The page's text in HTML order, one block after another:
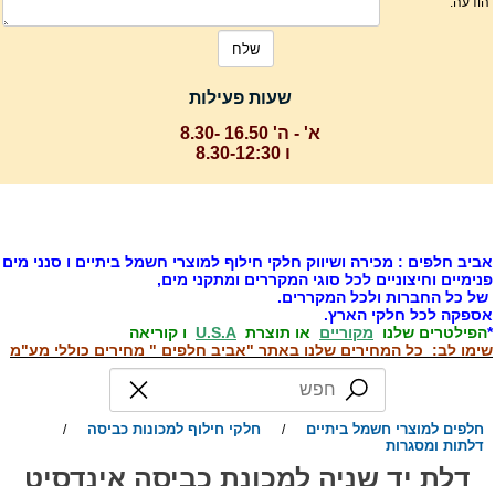
שעות פעילות
א' - ה' 16.50 -8.30
ו 8.30-12:30
חלפים : מכירה ושיווק חלקי חילוף למוצרי חשמל ביתיים ו סנני מים
וחיצוניים לכל סוגי המקררים ומתקני מים,
כל החברות ולכל המקררים.
לכל חלקי הארץ.
הפילטרים שלנו מקורייםאו תוצרת U.S.Aו קוריאה
לב: כל המחירים שלנו באתר "אביב חלפים " מחירים כוללי מע"מ
חלפים למוצרי חשמל ביתיים חלקי חילוף למכונות כביסה
דלתות ומסגרות
דלת יד שניה למכונת כביסה אינדסיט